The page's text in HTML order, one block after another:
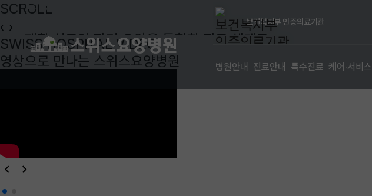
보건복지부 인증의료기관
병원안내 진료안내 특수진료 케어·서비스
요양
재활 치료와 장기 요양을 통합한 진료 체계로
환자의 회복 과정을 처음부터 끝까지
스위스요양병원이 함께합니다.
SCROLL
‹ ›
SWISS HOSPITAL VIDEO
영상으로 만나는 스위스요양병원
keyboard_arrow_left keyboard_arrow_right